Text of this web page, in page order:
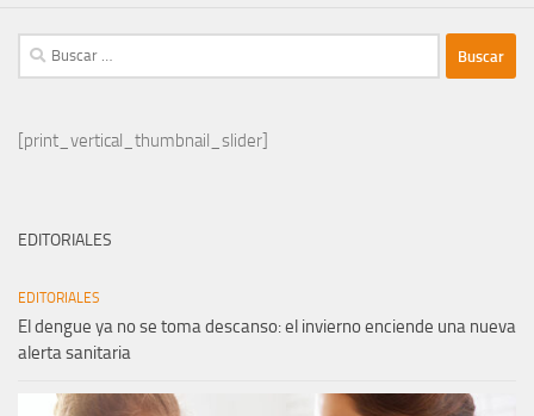
Buscar:
[print_vertical_thumbnail_slider]
EDITORIALES
EDITORIALES
El dengue ya no se toma descanso: el invierno enciende una nueva
alerta sanitaria